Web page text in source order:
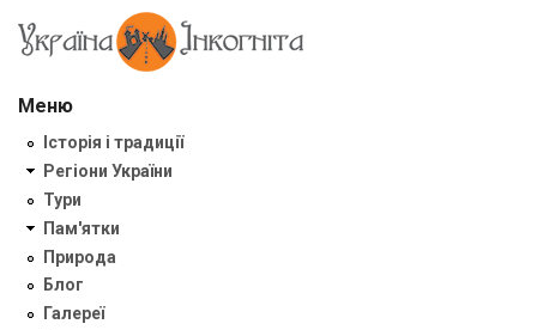
Меню
Історія і традиції
Регіони України
Тури
Пам'ятки
Природа
Блог
Галереї